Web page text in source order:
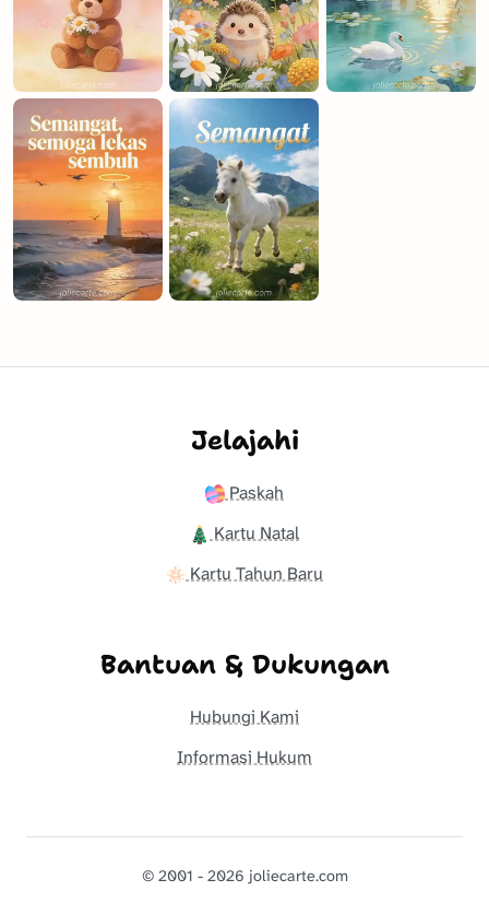
Jelajahi
Paskah
Kartu Natal
Kartu Tahun Baru
Bantuan & Dukungan
Hubungi Kami
Informasi Hukum
© 2001 - 2026 joliecarte.com